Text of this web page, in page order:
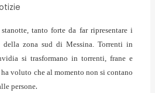
tanto forte da far ripresentare i
zona sud di Messina. Torrenti in
si trasformano in torrenti, frane e
voluto che al momento non si contano
persone.